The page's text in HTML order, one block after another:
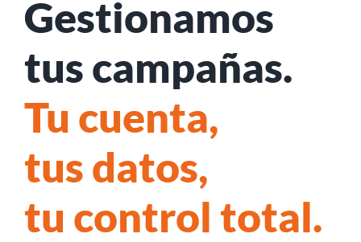
Gestionamos
tus campañas.
Tu cuenta,
tus datos,
tu control total.